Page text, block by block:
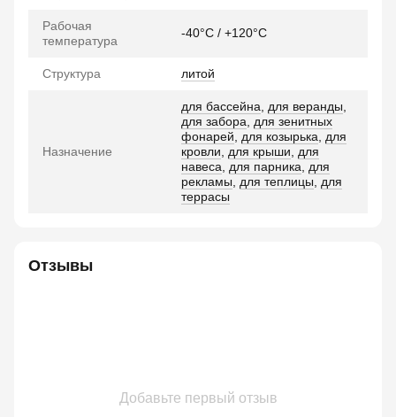
Рабочая
температура
-40°C / +120°C
Структура литой
Назначение
для бассейна для веранды
для забора
для зенитных
фонарей
для козырька
для
кровли
для крыши
для
навеса
для парника
для
рекламы
для теплицы
для
террасы
Отзывы
Добавьте первый отзыв